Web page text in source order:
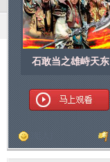
石敢当之雄峙天东